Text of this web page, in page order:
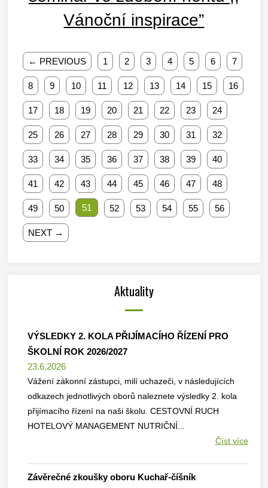
Vánoční inspirace”
← PREVIOUS 1 2 3 4 5 6 7
8 9 10 11 12 13 14 15 16
17 18 19 20 21 22 23 24
25 26 27 28 29 30 31 32
33 34 35 36 37 38 39 40
41 42 43 44 45 46 47 48
49 50 51 52 53 54 55 56
NEXT →
Aktuality
VÝSLEDKY 2. KOLA PŘIJÍMACÍHO ŘÍZENÍ PRO
ŠKOLNÍ ROK 2026/2027
23.6.2026
Vážení zákonní zástupci, milí uchazeči, v následujících
odkazech jednotlivých oborů naleznete výsledky 2. kola
přijímacího řízení na naši školu. CESTOVNÍ RUCH
HOTELOVÝ MANAGEMENT NUTRIČNÍ...
Číst více
Závěrečné zkoušky oboru Kuchař-číšník